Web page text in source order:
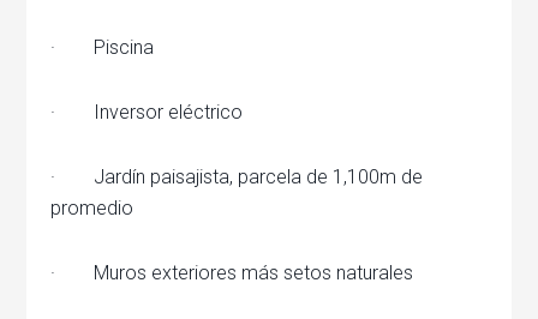
· Piscina
· Inversor eléctrico
· Jardín paisajista, parcela de 1,100m de
promedio
· Muros exteriores más setos naturales